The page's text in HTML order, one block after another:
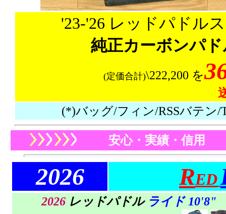
'23-'26 レッドパドル
純正カーボンパド
(定価合計)\222,200 を
(*)バッグ/フィン/RSSバテン/
安心・実績・信用
2026 RED
2026レッドパドル ライド10'8"